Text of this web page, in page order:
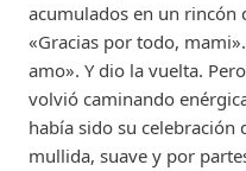
acumulados en un rincón
«Gracias por todo,
amo». Y dio la vuelta.
volvió caminando
había sido su celebración
mullida, suave y por